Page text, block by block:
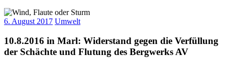
6. August 2017 Umwelt
10.8.2016 in Marl: Widerstand gegen die Verfüllung
der Schächte und Flutung des Bergwerks AV